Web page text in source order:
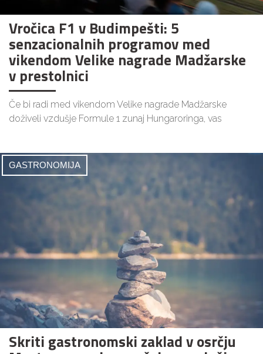
Vročica F1 v Budimpešti: 5
senzacionalnih programov med
vikendom Velike nagrade Madžarske
v prestolnici
Če bi radi med vikendom Velike nagrade Madžarske
doživeli vzdušje Formule 1 zunaj Hungaroringa, vas
GASTRONOMIJA
Skriti gastronomski zaklad v osrčju